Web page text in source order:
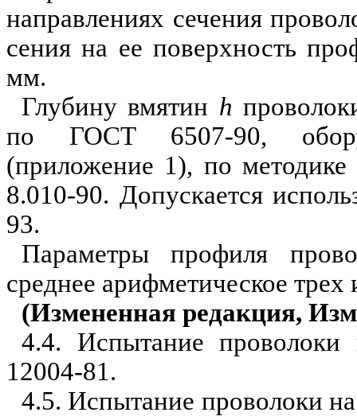
направлениях сечения
сения на ее поверхность
мм.
Глубину вмятин h
по ГОСТ 6507-90,
(приложение 1), по
8.010-90. Допускается
93.
Параметры профиля
среднее арифметическое трех
(Измененная редакция,
4.4. Испытание
12004-81.
4.5. Испытание проволоки